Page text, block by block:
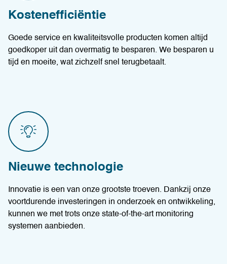
Kostenefficiëntie
Goede service en kwaliteitsvolle producten komen altijd
goedkoper uit dan overmatig te besparen. We besparen u
tijd en moeite, wat zichzelf snel terugbetaalt.
Nieuwe technologie
Innovatie is een van onze grootste troeven. Dankzij onze
voortdurende investeringen in onderzoek en ontwikkeling,
kunnen we met trots onze state-of-the-art monitoring
systemen aanbieden.